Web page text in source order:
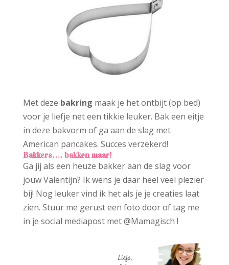
Met deze bakring maak je het ontbijt (op bed)
voor je liefje net een tikkie leuker. Bak een eitje
in deze bakvorm of ga aan de slag met
American pancakes. Succes verzekerd!
Bakkers…. bakken maar!
Ga jij als een heuze bakker aan de slag voor
jouw Valentijn? Ik wens je daar heel veel plezier
bij! Nog leuker vind ik het als je je creaties laat
zien. Stuur me gerust een foto door of tag me
in je social mediapost met @Mamagisch !